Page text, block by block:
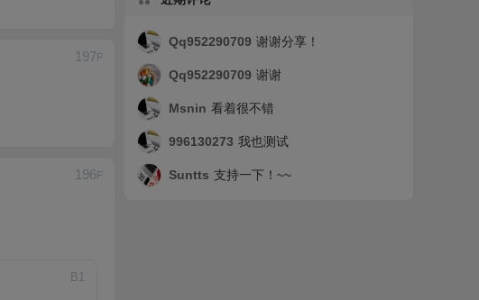
197 F
196 F
B1
Qq952290709 谢谢分享！
Qq952290709 谢谢
Msnin 看着很不错
996130273 我也测试
Suntts 支持一下！~~